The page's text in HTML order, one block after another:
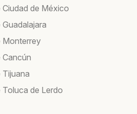
de México
Monterrey
Cancún
de Lerdo